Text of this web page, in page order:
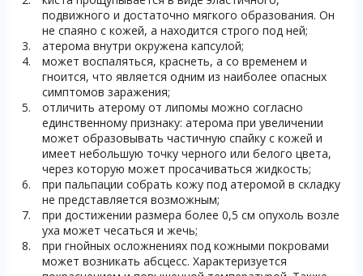
подвижного и достаточно мягкого образования. Он
не спаяно с кожей, а находится строго под ней;
атерома внутри окружена капсулой;
может воспаляться, краснеть, а со временем и
гноится, что является одним из наиболее опасных
симптомов заражения;
отличить атерому от липомы можно согласно
единственному признаку: атерома при увеличении
может образовывать частичную спайку с кожей и
имеет небольшую точку черного или белого цвета,
через которую может просачиваться жидкость;
при пальпации собрать кожу под атеромой в складку
не представляется возможным;
при достижении размера более 0,5 см опухоль возле
уха может чесаться и жечь;
при гнойных осложнениях под кожными покровами
может возникать абсцесс. Характеризуется